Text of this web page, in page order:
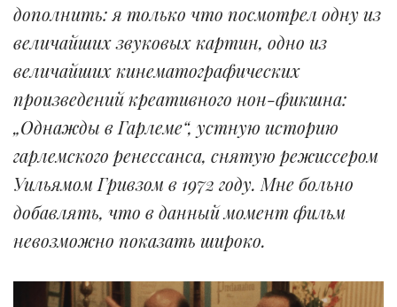
дополнить: я только что посмотрел одну из
величайших звуковых картин, одно из
величайших кинематографических
произведений креативного нон-фикшна:
„Однажды в Гарлеме“, устную историю
гарлемского ренессанса, снятую режиссером
Уильямом Гривзом в 1972 году. Мне больно
добавлять, что в данный момент фильм
невозможно показать широко.